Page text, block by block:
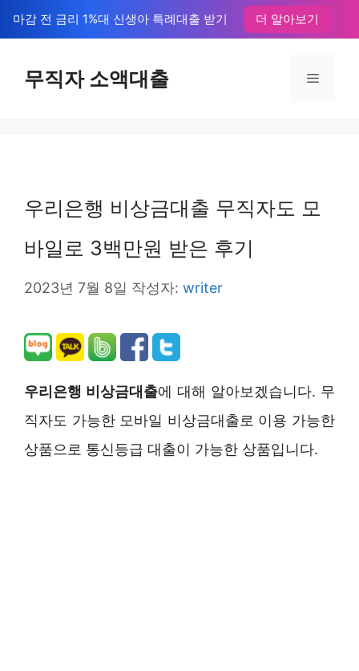
텐
마감 전 금리 1%대 신생아 특례대출 받기 더 알아보기
무직자 소액대출 메
우리은행 비상금대출 무직자도 모
바일로 3백만원 받은 후기
2023년 7월 8일 작성자: writer
우리은행 비상금대출에 대해 알아보겠습니다. 무
직자도 가능한 모바일 비상금대출로 이용 가능한
상품으로 통신등급 대출이 가능한 상품입니다.